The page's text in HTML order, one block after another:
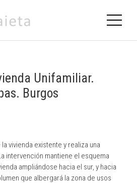
Unifamiliar.
Burgos
vivienda existente y realiza una
intervención mantiene el esquema
ampliándose hacia el sur, y hacia
que albergará la zona de usos